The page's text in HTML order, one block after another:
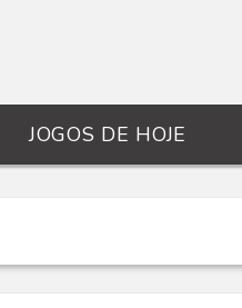
JOGOS DE HOJE